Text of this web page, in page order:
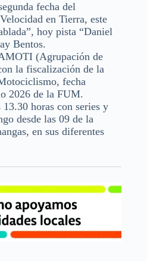
fecha del
en Tierra, este
hoy pista “Daniel
Bentos.
(Agrupación de
la fiscalización de la
fecha
2026 de la FUM.
13.30 horas con series y
desde las 09 de la
en sus diferentes